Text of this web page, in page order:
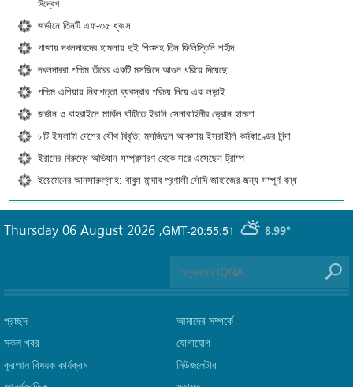
উদ্বেগ
জর্ডানে তিনটি এফ-৩৫ ধ্বংস
গাজায় দখলদারদের হামলায় দুই শিশুসহ তিন ফিলিস্তিনি শহীদ
দখলদাররা পশ্চিম তীরের একটি মসজিদে আগুন ধরিয়ে দিয়েছে
পশ্চিম এশিয়ায় নিরাপত্তা ব্যবস্থার পরিচয় নিয়ে এক লড়াই
জর্ডান ও বাহরাইনে মার্কিন ঘাঁটিতে ইরানি সেনাবাহিনীর ড্রোন হামলা
৮টি ইসলামি দেশের যৌথ বিবৃতি: মসজিদুল আকসায় ইসরাইলি কর্মকাণ্ডের নিন্দা
ইরানের বিরুদ্ধে অভিযান সম্প্রসারণ থেকে সরে এসেছেন ট্রাম্প
ইয়েমেনের আনসারুল্লাহ: বাবুল মান্দাব প্রণালী সৌদি জাহাজের জন্য সম্পূর্ণ বন্ধ
GMT-20:55:51 8.99°
Thursday 06 August 2026 ,
প্রচ্ছদ
সকল খবর
কুরআন বিষয়ক কার্যক্রম
আমাদের সম্পর্কে
যোগাযোগ
নিউজলেটার